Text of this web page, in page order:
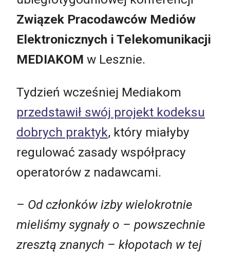
Związek Pracodawców Mediów
Elektronicznych i Telekomunikacji
MEDIAKOM w Lesznie.
Tydzień wcześniej Mediakom
przedstawił swój projekt kodeksu
dobrych praktyk, który miałyby
regulować zasady współpracy
operatorów z nadawcami.
– Od członków izby wielokrotnie
mieliśmy sygnały o – powszechnie
zresztą znanych – kłopotach w tej